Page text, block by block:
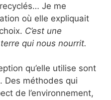
Je me
où elle expliquait
C’est une
qui nous nourrit.
qu’elle utilise sont
Des méthodes qui
de l’environnement,